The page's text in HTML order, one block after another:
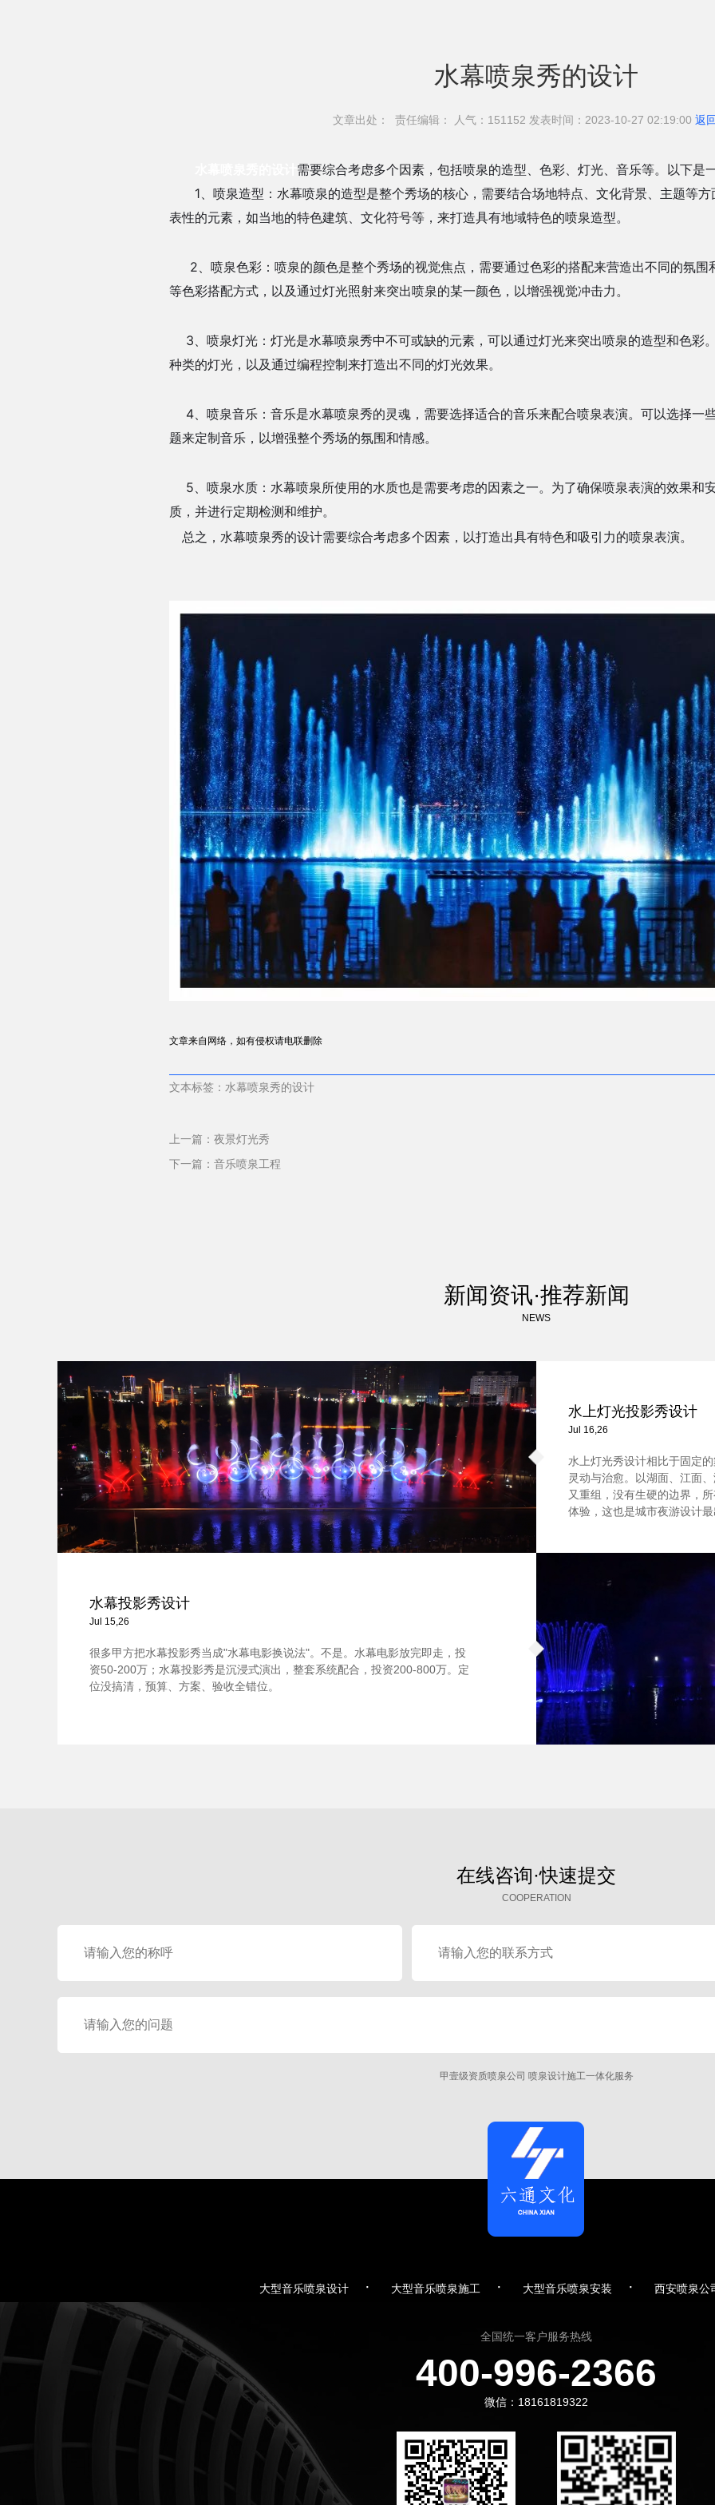
水幕喷泉秀的设计
文章出处： 责任编辑： 人气：151 152 发表时间：2023-10-27 02:19:00 返
需要综合考虑多个因素，包括喷泉的造型、色彩、灯光、音乐等。以下是
1、喷泉造型：水幕喷泉的造型是整个秀场的核心，需要结合场地特点、文化背景、主题等方
表性的元素，如当地的特色建筑、文化符号等，来打造具有地域特色的喷泉造型。
2、喷泉色彩：喷泉的颜色是整个秀场的视觉焦点，需要通过色彩的搭配来营造出不同的氛围
等色彩搭配方式，以及通过灯光照射来突出喷泉的某一颜色，以增强视觉冲击力。
3、喷泉灯光：灯光是水幕喷泉秀中不可或缺的元素，可以通过灯光来突出喷泉的造型和色彩
种类的灯光，以及通过编程控制来打造出不同的灯光效果。
4、喷泉音乐：音乐是水幕喷泉秀的灵魂，需要选择适合的音乐来配合喷泉表演。可以选择一
题来定制音乐，以增强整个秀场的氛围和情感。
5、喷泉水质：水幕喷泉所使用的水质也是需要考虑的因素之一。为了确保喷泉表演的效果和
质，并进行定期检测和维护。
总之，水幕喷泉秀的设计需要综合考虑多个因素，以打造出具有特色和吸引力的喷泉表演。
文章来自网络，如有侵权请电联删除
文本标签：水幕喷泉秀的设计
上一篇： 夜景灯光秀
下一篇： 音乐喷泉工程
新闻资讯·推荐新闻
NEWS
水上灯光投影秀设计
Jul 16,26
水上灯光秀设计相比于固定
灵动与治愈。以湖面、江面
又重组，没有生硬的边界，
体验，这也是城市夜游设计
水幕投影秀设计
Jul 15,26
很多甲方把水幕投影秀当成"水幕电影换说法"。不是。水幕电影放完即走，投
资50-200万；水幕投影秀是沉浸式演出，整套系统配合，投资200-800万。定
位没搞清，预算、方案、验收全错位。
在线咨询·快速提交
COOPERATION
甲壹级资质喷泉公司 喷泉设计施工一体化服务
大型音乐喷泉设计 · 大型音乐喷泉施工 · 大型音乐喷泉安装 · 西安喷泉公
全国统一客户服务热线
400-996-2366
微信：18161819322